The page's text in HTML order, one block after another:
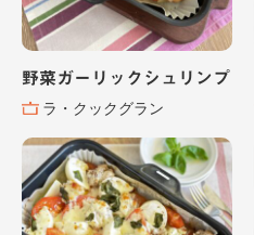
野菜ガーリックシュリンプ
ラ・クックグラン